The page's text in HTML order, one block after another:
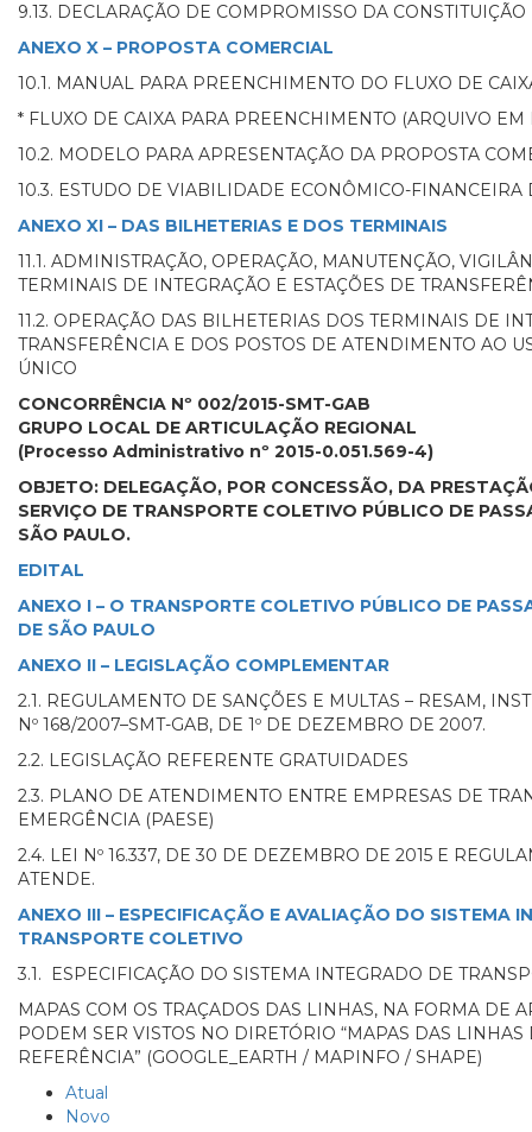
9.13. DECLARAÇÃO DE COMPROMISSO DA
ANEXO X – PROPOSTA COMERCIAL
10.1. MANUAL PARA PREENCHIMENTO DO FLUXO DE
* FLUXO DE CAIXA PARA PREENCHIMENTO (ARQUIVO EM
10.2. MODELO PARA APRESENTAÇÃO DA PROPOSTA
10.3. ESTUDO DE VIABILIDADE ECONÔMICO-FINANCEIRA
ANEXO XI – DAS BILHETERIAS E DOS TERMINAIS
11.1. ADMINISTRAÇÃO, OPERAÇÃO, MANUTENÇÃO,
TERMINAIS DE INTEGRAÇÃO E ESTAÇÕES DE
11.2. OPERAÇÃO DAS BILHETERIAS DOS TERMINAIS DE
TRANSFERÊNCIA E DOS POSTOS DE ATENDIMENTO AO
ÚNICO
CONCORRÊNCIA Nº 002/2015-SMT-GAB
GRUPO LOCAL DE ARTICULAÇÃO REGIONAL
(Processo Administrativo nº 2015-0.051.569-4)
OBJETO: DELEGAÇÃO, POR CONCESSÃO, DA
SERVIÇO DE TRANSPORTE COLETIVO PÚBLICO DE
SÃO PAULO.
EDITAL
ANEXO I – O TRANSPORTE COLETIVO PÚBLICO DE
DE SÃO PAULO
ANEXO II – LEGISLAÇÃO COMPLEMENTAR
2.1. REGULAMENTO DE SANÇÕES E MULTAS – RESAM,
Nº 168/2007–SMT-GAB, DE 1º DE DEZEMBRO DE 2007.
2.2. LEGISLAÇÃO REFERENTE GRATUIDADES
2.3. PLANO DE ATENDIMENTO ENTRE EMPRESAS DE
EMERGÊNCIA (PAESE)
2.4. LEI Nº 16.337, DE 30 DE DEZEMBRO DE 2015 E
ATENDE.
ANEXO III – ESPECIFICAÇÃO E AVALIAÇÃO DO SISTEMA
TRANSPORTE COLETIVO
3.1. ESPECIFICAÇÃO DO SISTEMA INTEGRADO DE
MAPAS COM OS TRAÇADOS DAS LINHAS, NA FORMA DE
PODEM SER VISTOS NO DIRETÓRIO “MAPAS DAS
REFERÊNCIA” (GOOGLE_EARTH / MAPINFO / SHAPE)
Atual
Novo